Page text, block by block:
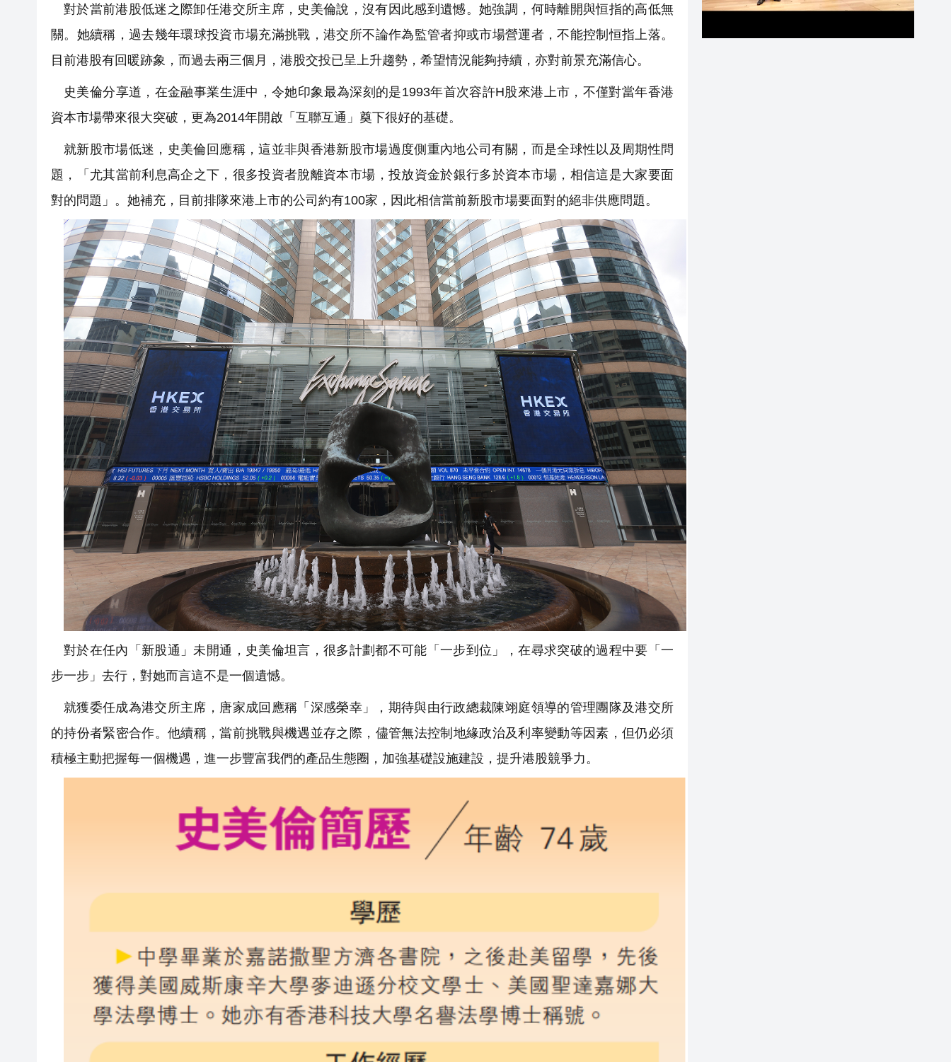
對於當前港股低迷之際卸任港交所主席，史美倫說，沒有因此感到遺憾。她強調，何時離開與恒指的高低無
關。她續稱，過去幾年環球投資市場充滿挑戰，港交所不論作為監管者抑或市場營運者，不能控制恒指上落。
目前港股有回暖跡象，而過去兩三個月，港股交投已呈上升趨勢，希望情況能夠持續，亦對前景充滿信心。
史美倫分享道，在金融事業生涯中，令她印象最為深刻的是1993年首次容許H股來港上市，不僅對當年香港
資本市場帶來很大突破，更為2014年開啟「互聯互通」奠下很好的基礎。
就新股市場低迷，史美倫回應稱，這並非與香港新股市場過度側重內地公司有關，而是全球性以及周期性問
題，「尤其當前利息高企之下，很多投資者脫離資本市場，投放資金於銀行多於資本市場，相信這是大家要面
對的問題」。她補充，目前排隊來港上市的公司約有100家，因此相信當前新股市場要面對的絕非供應問題。
對於在任內「新股通」未開通，史美倫坦言，很多計劃都不可能「一步到位」，在尋求突破的過程中要「一
步一步」去行，對她而言這不是一個遺憾。
就獲委任成為港交所主席，唐家成回應稱「深感榮幸」，期待與由行政總裁陳翊庭領導的管理團隊及港交所
的持份者緊密合作。他續稱，當前挑戰與機遇並存之際，儘管無法控制地緣政治及利率變動等因素，但仍必須
積極主動把握每一個機遇，進一步豐富我們的產品生態圈，加強基礎設施建設，提升港股競爭力。